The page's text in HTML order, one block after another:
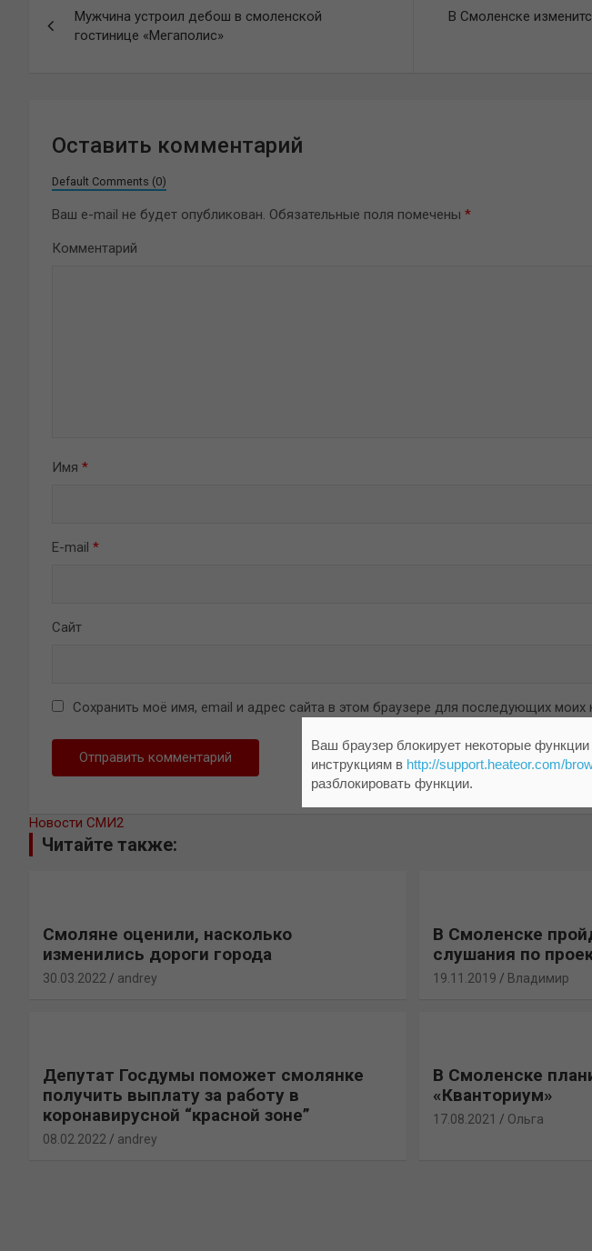
по
Мужчина устроил дебош в смоленской
гостинице «Мегаполис»
В Смоленске
Оставить комментарий
Default Comments (0)
Ваш e-mail не будет опубликован. Обязательные поля помечены *
Комментарий
Имя *
E-mail *
Сайт
Сохранить моё имя, email и адрес сайта в этом браузере для последующих моих
Новости СМИ2
Читайте также:
Смоляне оценили, насколько
изменились дороги города
30.03.2022 andrey
В Смоленске
слушания по
19.11.2019 Владимир
Депутат Госдумы поможет смолянке
получить выплату за работу в
коронавирусной “красной зоне”
08.02.2022 andrey
В Смоленске
«Кванториум»
17.08.2021 Ольга
Ваш браузер блокирует некоторые
инструкциям в http://support.heateor.com/
разблокировать функции.